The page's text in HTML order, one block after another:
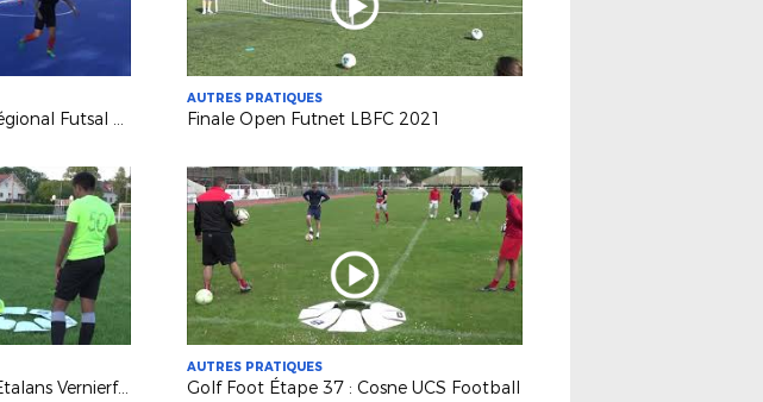
Plateau Championnat Régional Futsal Féminines - Besançon Juin 2021
AUTRES PRATIQUES
Finale Open Futnet LBFC 2021
Golf Foot Étape 38 : AS Etalans Vernierfontaine
AUTRES PRATIQUES
Golf Foot Étape 37 : Cosne UCS Football